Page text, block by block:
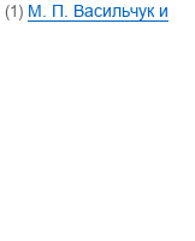
(1) М. П. Васильчук и